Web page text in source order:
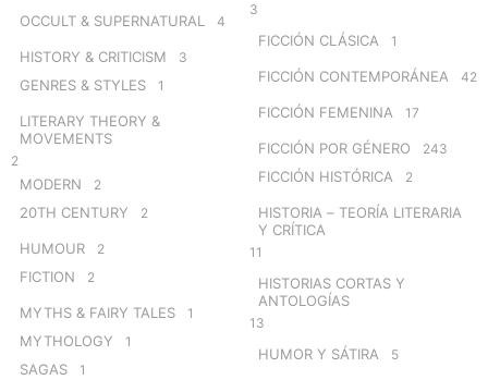
OCCULT & SUPERNATURAL 4
HISTORY & CRITICISM 3
GENRES & STYLES 1
LITERARY THEORY &
MOVEMENTS
2
MODERN 2
20TH CENTURY 2
HUMOUR 2
FICTION 2
MYTHS & FAIRY TALES 1
MYTHOLOGY 1
SAGAS 1
3
FICCIÓN CLÁSICA 1
FICCIÓN CONTEMPORÁNEA 42
FICCIÓN FEMENINA 17
FICCIÓN POR GÉNERO 243
FICCIÓN HISTÓRICA 2
HISTORIA – TEORÍA LITERARIA
Y CRÍTICA
11
HISTORIAS CORTAS Y
ANTOLOGÍAS
13
HUMOR Y SÁTIRA 5